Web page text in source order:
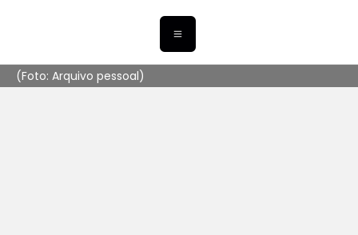
(Foto: Arquivo pessoal)